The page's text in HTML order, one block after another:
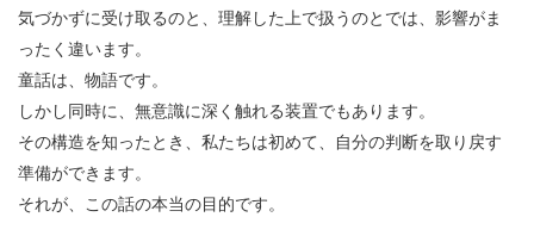
気づかずに受け取るのと、理解した上で扱うのとでは、影響がま
ったく違います。
童話は、物語です。
しかし同時に、無意識に深く触れる装置でもあります。
その構造を知ったとき、私たちは初めて、自分の判断を取り戻す
準備ができます。
それが、この話の本当の目的です。